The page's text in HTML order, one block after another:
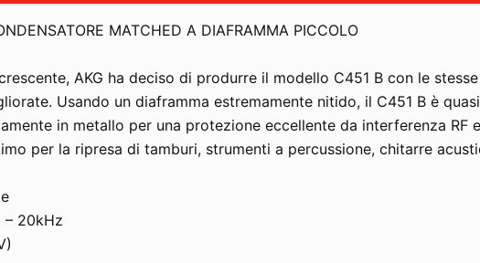
MATCHED A DIAFRAMMA PICCOLO
AKG ha deciso di produrre il modello C451 B con le
Usando un diaframma estremamente nitido, il C451 B è
in metallo per una protezione eccellente da interferenza
per la ripresa di tamburi, strumenti a percussione, chitarre
– 20kHz